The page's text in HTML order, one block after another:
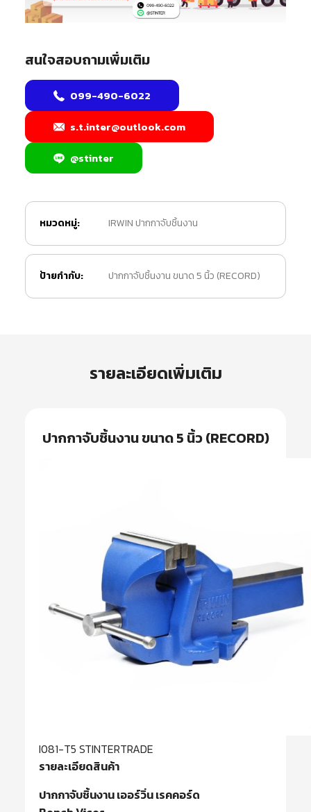
สนใจสอบถามเพิ่มเติม
099-490-6022
s.t.inter@outlook.com
@stinter
หมวดหมู่: IRWIN ปากกาจับชิ้นงาน
ป้ายกำกับ: ปากกาจับชิ้นงาน ขนาด 5 นิ้ว (RECORD)
รายละเอียดเพิ่มเติม
ปากกาจับชิ้นงาน ขนาด 5 นิ้ว (RECORD)
I081-T5 STINTERTRADE
รายละเอียดสินค้า
ปากกาจับชิ้นงาน เออร์วิ่น เรคคอร์ด